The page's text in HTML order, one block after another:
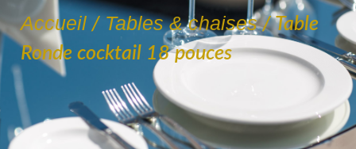
Accueil / Tables & chaises/ Table
Ronde cocktail 18 pouces